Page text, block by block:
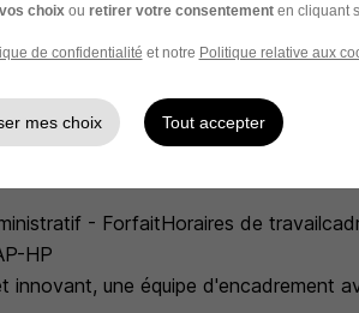
- ForfaitHoraires de
HP
innovant, une équipe d'encadrement
choix ou retirer votre consentementen cliquant
de confidentialité et notre Politique relative aux
mes choix Tout accepter